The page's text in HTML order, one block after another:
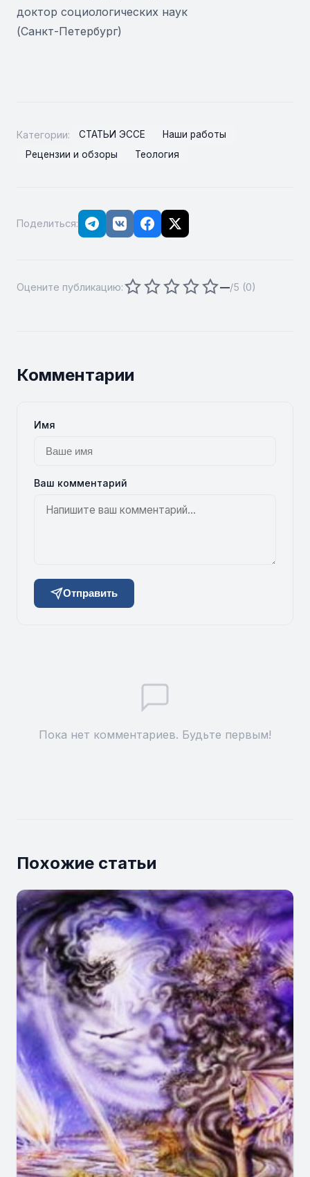
доктор социологических наук
(Санкт-Петербург)
Категории: СТАТЬИ ЭССЕ
Наши работы
Рецензии и обзоры
Теология
Поделиться:
Оцените публикацию: —/5 (0)
Комментарии
Имя
Ваш комментарий
Отправить
Пока нет комментариев. Будьте первым!
Похожие статьи